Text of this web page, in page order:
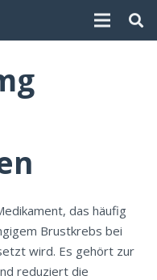
das häufig
Brustkrebs bei
wird. Es gehört zur
reduziert die